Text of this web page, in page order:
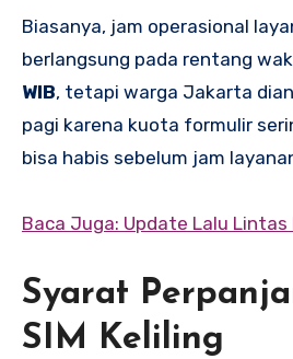
Biasanya, jam operasional
berlangsung pada rentang
WIB, tetapi warga Jakarta
pagi karena kuota formulir
bisa habis sebelum jam
Baca Juga: Update Lalu
Syarat
SIM Keliling